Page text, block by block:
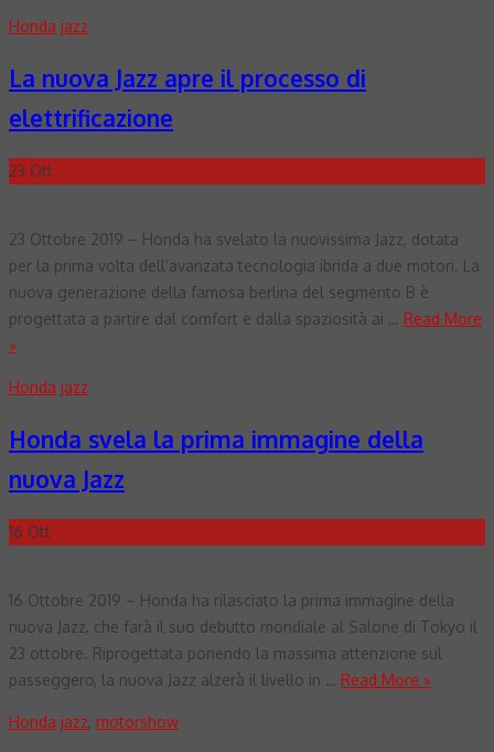
Honda jazz
La nuova Jazz apre il processo di
elettrificazione
23 Ott
23 Ottobre 2019 – Honda ha svelato la nuovissima Jazz, dotata
per la prima volta dell’avanzata tecnologia ibrida a due motori. La
nuova generazione della famosa berlina del segmento B è
progettata a partire dal comfort e dalla spaziosità ai … Read More
»
Honda jazz
Honda svela la prima immagine della
nuova Jazz
16 Ott
16 Ottobre 2019 – Honda ha rilasciato la prima immagine della
nuova Jazz, che farà il suo debutto mondiale al Salone di Tokyo il
23 ottobre. Riprogettata ponendo la massima attenzione sul
passeggero, la nuova Jazz alzerà il livello in … Read More »
Honda jazz, motorshow